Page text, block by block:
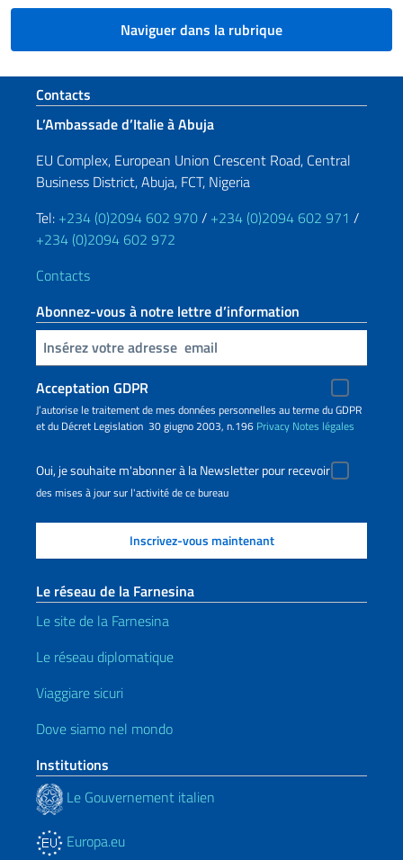
Naviguer dans la rubrique
Section de pied de page
Contacts
L’Ambassade d’Italie à Abuja
EU Complex, European Union Crescent Road, Central
Business District, Abuja, FCT, Nigeria
Tel: +234 (0)2094 602 970/ +234 (0)2094 602 971 /
+234 (0)2094 602 972
Contacts
Abonnez-vous à notre lettre d’information
Insert your email
Acceptation GDPR
J’autorise le traitement de mes données personnelles au terme du GDPR
et du Décret Legislation 30 giugno 2003, n.196 Privacy Notes légales
Oui, je souhaite m'abonner à la Newsletter pour recevoir
des mises à jour sur l'activité de ce bureau
Le réseau de la Farnesina
Le site de la Farnesina
Le réseau diplomatique
Viaggiare sicuri
Dove siamo nel mondo
Institutions
Le Gouvernement italien
Europa.eu